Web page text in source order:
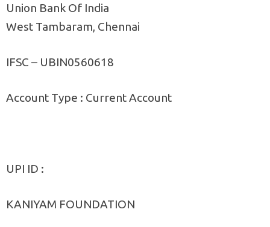
Union Bank Of India
West Tambaram, Chennai
IFSC – UBIN0560618
Account Type : Current Account
UPI ID :
KANIYAM FOUNDATION